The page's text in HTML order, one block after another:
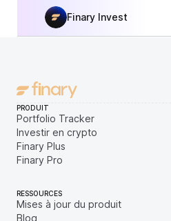
Finary Invest
PRODUIT
Portfolio Tracker
Investir en crypto
Finary Plus
Finary Pro
RESSOURCES
Mises à jour du produit
Blog